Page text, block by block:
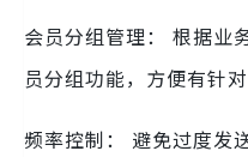
会员分组管理： 根据业
员分组功能，方便有针
频率控制： 避免过度发